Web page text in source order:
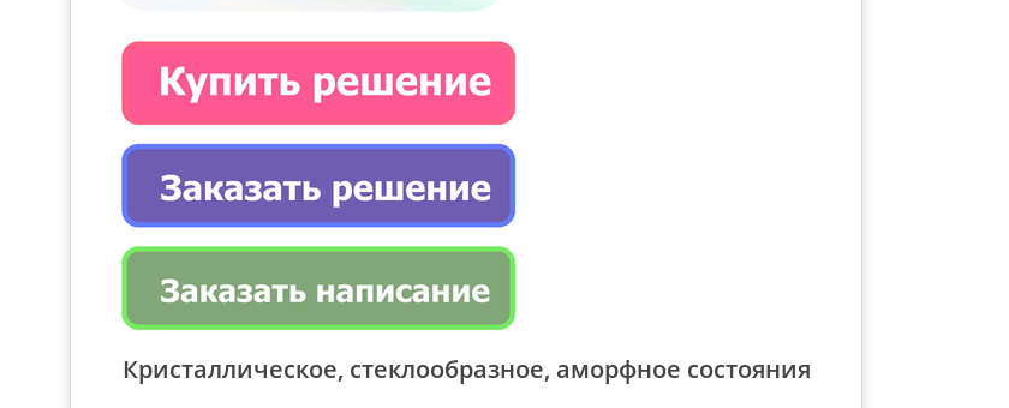
Кристаллическое, стеклообразное, аморфное состояния